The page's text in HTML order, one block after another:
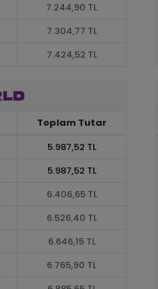
7.244,90 TL
7.304,77 TL
7.424,52 TL
Toplam Tutar
5.987,52 TL
5.987,52 TL
6.406,65 TL
6.526,40 TL
6.646,15 TL
6.765,90 TL